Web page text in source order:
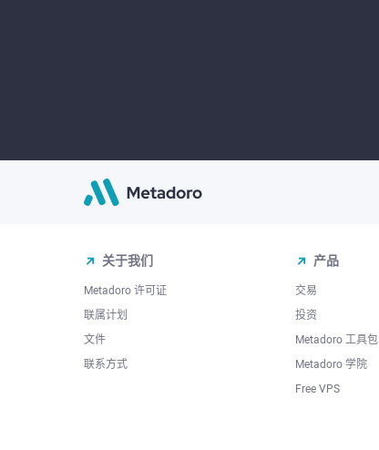
关于我们
Metadoro 许可证
联属计划
文件
联系方式
产品
交易
投资
Metadoro 工具包
Metadoro 学院
Free VPS